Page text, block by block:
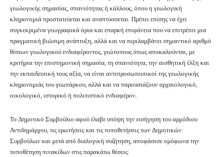
γεωλογικής σημασίας, σπανιότητας ή κάλλους, όπου η γεωλογική
κληρονομιά προστατεύεται και αναπτύσσεται. Πρέπει επίσης να έχει
συγκεκριμένα γεωγραφικά όρια και επαρκή επιφάνεια που να επιτρέπει μια
πραγματική βιώσιμη ανάπτυξη, αλλά και να περιλαμβάνει σημαντικό αριθμό
θέσεων γεωλογικού ενδιαφέροντος, γεώτοπους όπως αποκαλούνται, με
κριτήρια την επιστημονική σημασία, τη σπανιότητα, την αισθητική έλξη και
την εκπαιδευτική τους αξία, να είναι αντιπροσωπευτικοί της γεωλογικής
κληρονομιάς του γεωπάρκου, αλλά και να παρουσιάζουν αρχαιολογικό,
οικολογικό, ιστορικό ή πολιτιστικό ενδιαφέρον.
Το Δημοτικό Συμβούλιο αφού έλαβε υπόψη την εισήγηση του αρμόδιου
Αντιδημάρχου, τις ερωτήσεις και τις τοποθετήσεις των Δημοτικών
Συμβούλων και μετά από διαλογική συζήτηση, αποφάσισε ομόφωνα την
τοποθέτηση πινακίδων στις παρακάτω θέσεις: